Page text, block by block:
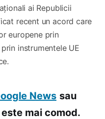
ai Republicii
recent un acord care
europene prin
instrumentele UE
News sau
mai comod.